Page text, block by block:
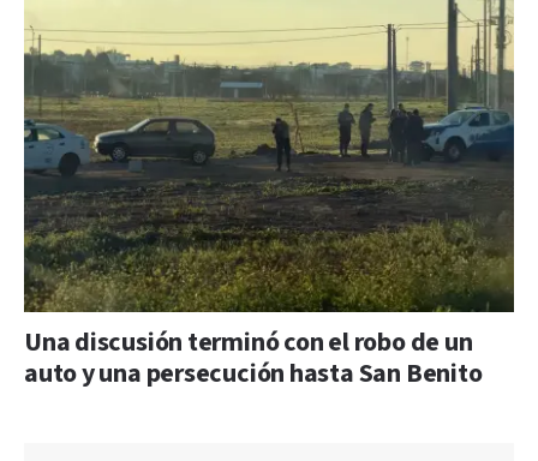
Una discusión terminó con el robo de un
auto y una persecución hasta San Benito